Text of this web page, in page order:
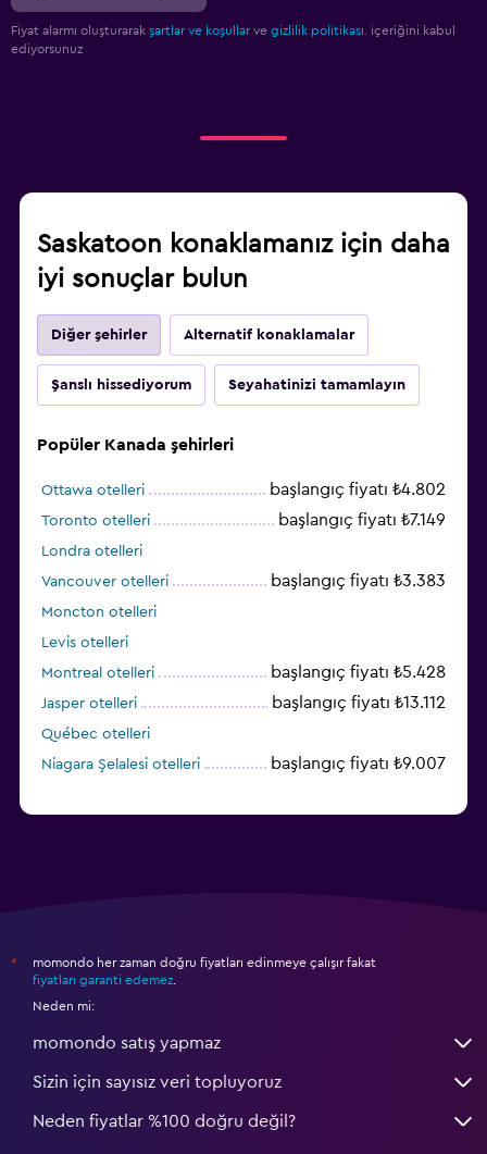
Fiyat alarmı oluşturarak şartlar ve koşullar ve gizlilik politikası.
içeriğini kabul
ediyorsunuz
Saskatoon konaklamanız için daha
iyi sonuçlar bulun
Diğer şehirler Alternatif konaklamalar
Şanslı hissediyorum Seyahatinizi tamamlayın
Popüler Kanada şehirleri
Ottawa otelleri başlangıç fiyatı ₺4.802
Toronto otelleri başlangıç fiyatı ₺7.149
Londra otelleri
Vancouver otelleri
başlangıç fiyatı ₺3.383
Moncton otelleri
Levis otelleri
Montreal otelleri
başlangıç fiyatı ₺5.428
Jasper otelleri başlangıç fiyatı ₺13.112
Québec otelleri
Niagara Şelalesi otelleri
başlangıç fiyatı ₺9.007
*
momondo her zaman doğru fiyatları edinmeye çalışır fakat
fiyatları garanti edemez
Neden mi:
momondo satış yapmaz
Sizin için sayısız veri topluyoruz
Neden fiyatlar %100 doğru değil?